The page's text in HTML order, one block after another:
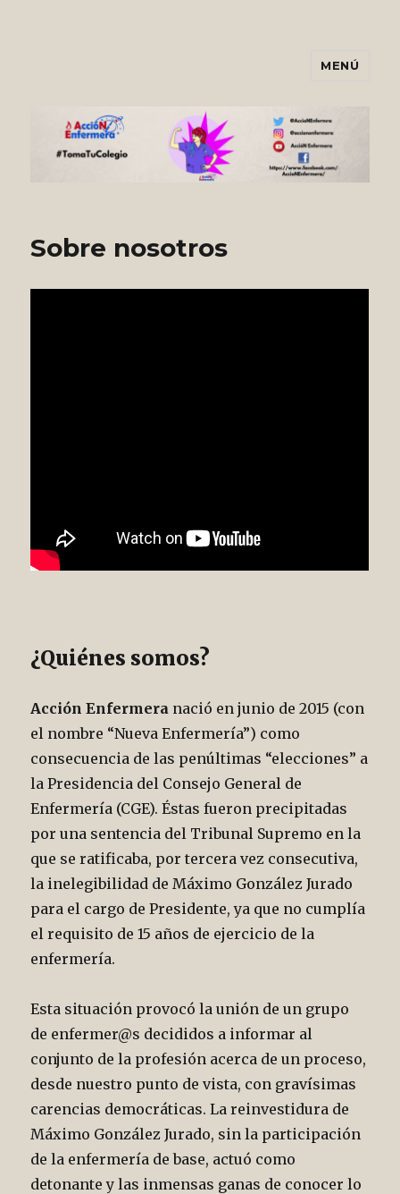
Asociación AccióNEnfermera
MENÚ
Sobre nosotros
¿Quiénes somos?
Acción Enfermera nació en junio de 2015 (con
el nombre “Nueva Enfermería”) como
consecuencia de las penúltimas “elecciones” a
la Presidencia del Consejo General de
Enfermería (CGE). Éstas fueron precipitadas
por una sentencia del Tribunal Supremo en la
que se ratificaba, por tercera vez consecutiva,
la inelegibilidad de Máximo González Jurado
para el cargo de Presidente, ya que no cumplía
el requisito de 15 años de ejercicio de la
enfermería.
Esta situación provocó la unión de un grupo
de enfermer@s decididos a informar al
conjunto de la profesión acerca de un proceso,
desde nuestro punto de vista, con gravísimas
carencias democráticas. La reinvestidura de
Máximo González Jurado, sin la participación
de la enfermería de base, actuó como
detonante y las inmensas ganas de conocer lo